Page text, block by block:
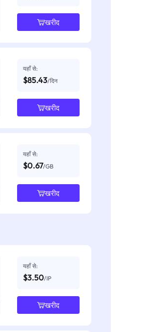
खरीद
यहाँ से:
$85.43/दिन
खरीद
यहाँ से:
$0.67/GB
खरीद
यहाँ से:
$3.50/IP
खरीद